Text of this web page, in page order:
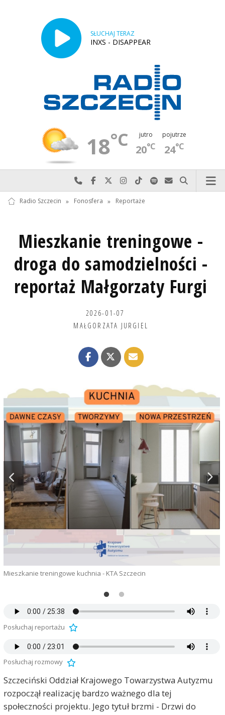
SŁUCHAJ TERAZ
INXS - DISAPPEAR
18°C jutro
20°C
pojutrze
24°C
Najlepiej po prostu do nas zadzwoń
Odwiedź nas na Facebook-u
Odwiedź nas na X
Odwiedź nas na Instagram-ie
Odwiedź nas na TikTok-u
Szukaj nas na Spotify
Wyślij do nas
Szukaj
Radio Szczecin » Fonosfera » Reportaże
Mieszkanie treningowe -
droga do samodzielności -
reportaż Małgorzaty Furgi
2026-01-07
MAŁGORZATA JURGIEL
Mieszkanie treningowe kuchnia - KTA Szczecin
Posłuchaj reportażu
Posłuchaj rozmowy
Szczeciński Oddział Krajowego Towarzystwa Autyzmu
rozpoczął realizację bardzo ważnego dla tej
społeczności projektu. Jego tytuł brzmi - Drzwi do